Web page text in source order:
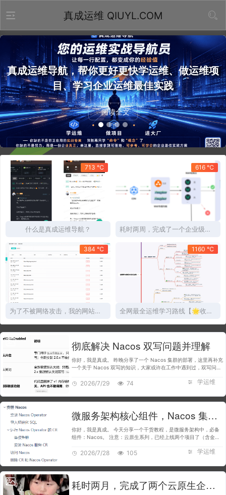
真成运维 QIUYL.COM
真成运维导航，帮你更好更快学运维、做运维项
目、学习企业运维最佳实践
阅读全文
713 ℃
什么是真成运维导航？
616 ℃
耗时两周，完成了一个企业级项目教程，22070字！
384 ℃
为了不被网络攻击，我的网站接入了这个...
1160 ℃
全网最全运维学习路线【🌟收藏级】
彻底解决 Nacos 双写问题并理解
你好，我是真成。 昨晚分享了一个 Nacos 集群的部署，这里再补充
一个关于 Nacos 双写的知识，大家或许在工作中遇到过，双写问题
计双写原理。 通知…
学运维
2026/7/29 74
微服务架构核心组件，Nacos 集群完整部署实践
你好，我是真成。 今天分享一个干货教程，是微服务架构中，必备
组件：Nacos。 注意：云原生系列，已经上线两个项目了（含金量
惠券领取，领取路径和…
学运维
2026/7/28 105
耗时两月，完成了两个云原生企业级项目教程，40723 字！！